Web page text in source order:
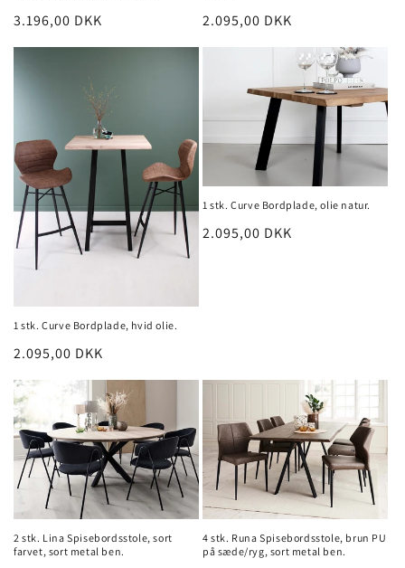
Normalpris
3.196,00 DKK Normalpris
2.095,00 DKK
1 stk. Curve Bordplade, hvid olie.
Normalpris
2.095,00 DKK
1 stk. Curve Bordplade, olie natur.
Normalpris
2.095,00 DKK
2 stk. Lina Spisebordsstole, sort
farvet, sort metal ben.
4 stk. Runa Spisebordsstole, brun PU
på sæde/ryg, sort metal ben.